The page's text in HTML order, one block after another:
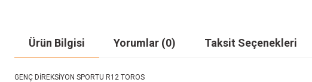
Ürün Bilgisi Yorumlar (0) Taksit Seçenekleri
GENÇ DİREKSİYON SPORTU R12 TOROS